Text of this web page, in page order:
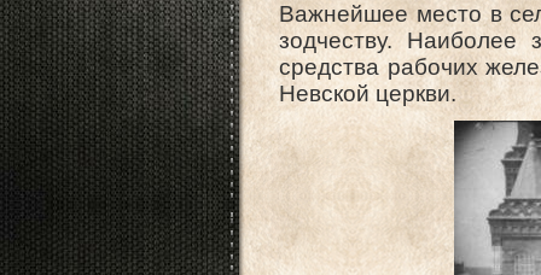
Важнейшее место в
зодчеству. Наиболее
средства рабочих
Невской церкви.